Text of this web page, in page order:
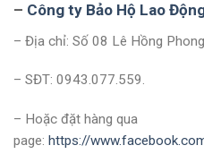
– Công ty Bảo Hộ Lao
– Địa chỉ: Số 08 Lê Hồng
– SĐT: 0943.077.559.
– Hoặc đặt hàng qua
page: https://